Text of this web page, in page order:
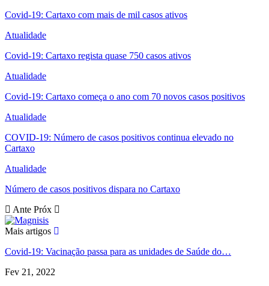
Covid-19: Cartaxo com mais de mil casos ativos
Atualidade
Covid-19: Cartaxo regista quase 750 casos ativos
Atualidade
Covid-19: Cartaxo começa o ano com 70 novos casos positivos
Atualidade
COVID-19: Número de casos positivos continua elevado no
Cartaxo
Atualidade
Número de casos positivos dispara no Cartaxo
Ante Próx
Mais artigos
Covid-19: Vacinação passa para as unidades de Saúde do…
Fev 21, 2022